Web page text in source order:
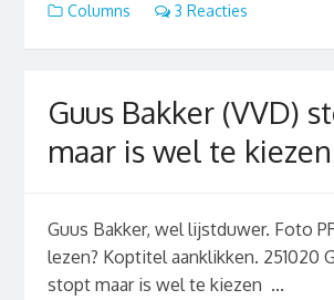
Columns 3 Reacties
Guus Bakker (VVD)
maar is wel te kiezen
Guus Bakker, wel lijstduwer. Foto
lezen? Koptitel aanklikken. 251020
stopt maar is wel te kiezen ...